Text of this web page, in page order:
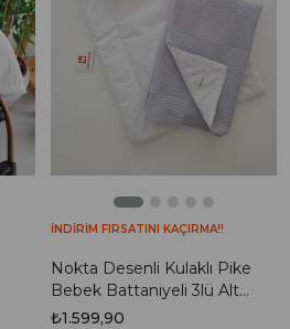
Nokta Desenli Kulaklı Pike
Bebek Battaniyeli 3lü Alt
Açma Seti
₺1.599,90
İNDİRİM FIRSATINI KAÇIRMA!!